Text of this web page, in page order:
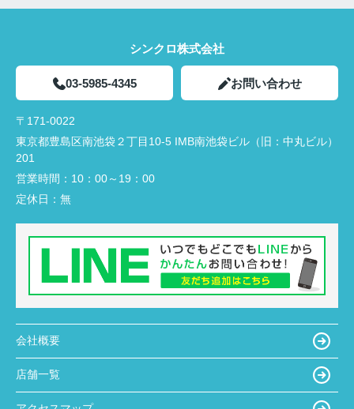
シンクロ株式会社
03-5985-4345 お問い合わせ
〒171-0022
東京都豊島区南池袋２丁目10-5 IMB南池袋ビル（旧：中丸ビル）
201
営業時間： 10：00～19：00
定休日： 無
会社概要
店舗一覧